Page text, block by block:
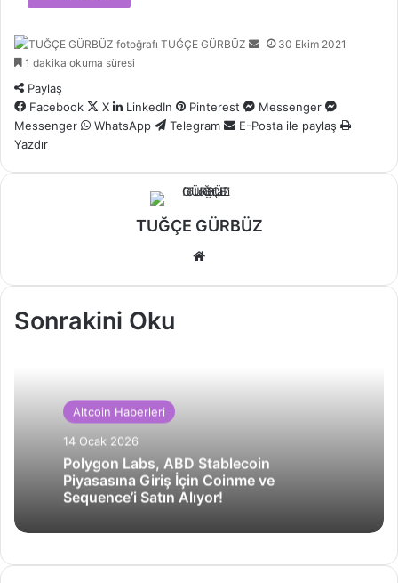
TUĞÇE GÜRBÜZ
Bir 30 Ekim 2021
1 dakika okuma süresi
Paylaş
Facebook
X LinkedIn Pinterest
Messenger
Messenger
WhatsApp Telegram
E-Posta ile paylaş
Yazdır
TUĞÇE GÜRBÜZ
Sonrakini Oku
Altcoin Haberleri
14 Ocak 2026
Polygon Labs, ABD Stablecoin
Piyasasına Giriş İçin Coinme ve
Sequence’i Satın Alıyor!